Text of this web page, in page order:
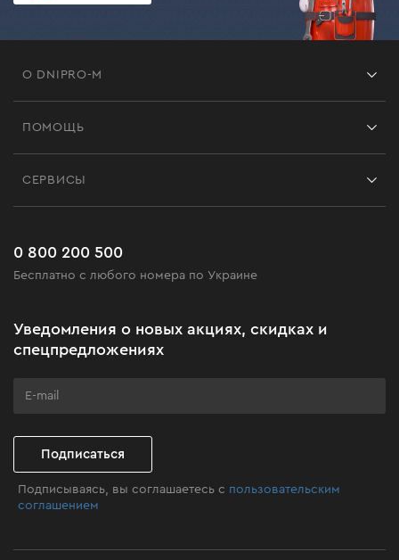
О DNIPRO-M
Черная пятница
Клуб мастерства
ПОМОЩЬ
Часто задаваемые вопросы
СЕРВИСЫ
0 800 200 500
Бесплатно с любого номера по Украине
Уведомления о новых акциях, скидках и
спецпредложениях
Подписаться
Подписываясь, вы соглашаетесь с пользовательским
соглашением